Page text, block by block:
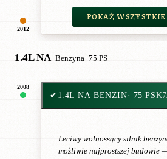
2012
POKAŻ
1.4L NA· Benzyna· 75 PS
2008
✔ 1.4L NA BENZIN· 75 PS
Leciwy wolnossący silnik
możliwie najprostszej budowie